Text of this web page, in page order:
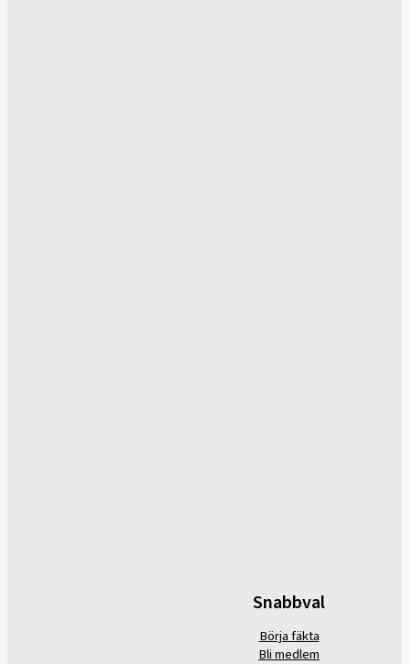
Snabbval
Börja fäkta
Bli medlem